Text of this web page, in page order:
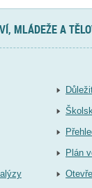
MLÁDEŽE A
Plán